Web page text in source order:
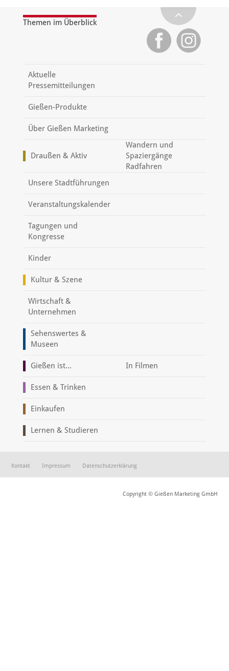
Themen im Überblick
Aktuelle
Pressemitteilungen
Gießen-Produkte
Über Gießen Marketing
Draußen & Aktiv
Wandern und
Spaziergänge
Radfahren
Unsere Stadtführungen
Veranstaltungskalender
Tagungen und
Kongresse
Kinder
Kultur & Szene
Wirtschaft &
Unternehmen
Sehenswertes &
Museen
Gießen ist... In Filmen
Essen & Trinken
Einkaufen
Lernen & Studieren
Kontakt Impressum Datenschutzerklärung
Copyright © Gießen Marketing GmbH